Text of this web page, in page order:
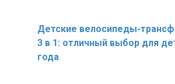
Детские велосипеды-
3 в 1: отличный выбор для
года